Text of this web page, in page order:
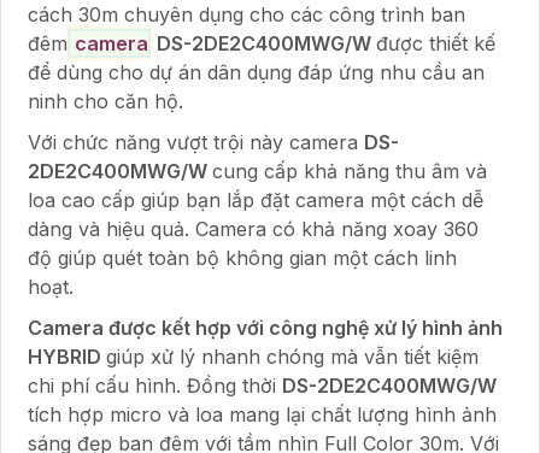
cách 30m chuyên dụng cho các công trình ban
đêm camera DS-2DE2C400MWG/W được thiết kế
để dùng cho dự án dân dụng đáp ứng nhu cầu an
ninh cho căn hộ.
Với chức năng vượt trội này camera DS-
2DE2C400MWG/W cung cấp khả năng thu âm và
loa cao cấp giúp bạn lắp đặt camera một cách dễ
dàng và hiệu quả. Camera có khả năng xoay 360
độ giúp quét toàn bộ không gian một cách linh
hoạt.
Camera được kết hợp với công nghệ xử lý hình ảnh
HYBRID giúp xử lý nhanh chóng mà vẫn tiết kiệm
chi phí cấu hình. Đồng thời DS-2DE2C400MWG/W
tích hợp micro và loa mang lại chất lượng hình ảnh
sáng đẹp ban đêm với tầm nhìn Full Color 30m. Với